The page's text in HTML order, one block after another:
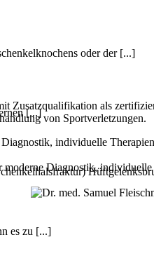
Zusatz­qualifikation als
von Sport­verletzungen.
oder der [...]
[...]
es zu [...]